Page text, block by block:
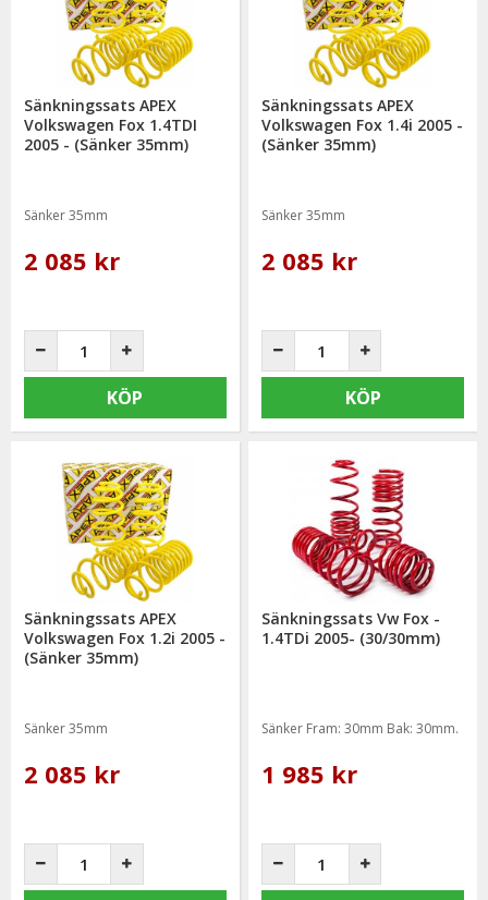
Sänkningssats APEX
Volkswagen Fox 1.4TDI
2005 - (Sänker 35mm)
Sänker 35mm
2 085 kr
KÖP
Sänkningssats APEX
Volkswagen Fox 1.4i 2005 -
(Sänker 35mm)
Sänker 35mm
2 085 kr
KÖP
Sänkningssats APEX
Volkswagen Fox 1.2i 2005 -
(Sänker 35mm)
Sänker 35mm
2 085 kr
Sänkningssats Vw Fox -
1.4TDi 2005- (30/30mm)
Sänker Fram: 30mm Bak: 30mm.
1 985 kr